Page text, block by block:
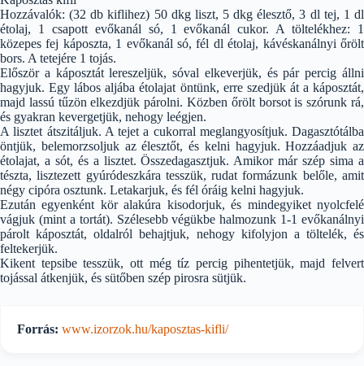
Hozzávalók: (32 db kiflihez) 50 dkg liszt, 5 dkg élesztő, 3 dl tej, 1 dl
étolaj, 1 csapott evőkanál só, 1 evőkanál cukor. A töltelékhez: 1
közepes fej káposzta, 1 evőkanál só, fél dl étolaj, kávéskanálnyi őrölt
bors. A tetejére 1 tojás.
Először a káposztát lereszeljük, sóval elkeverjük, és pár percig állni
hagyjuk. Egy lábos aljába étolajat öntünk, erre szedjük át a káposztát,
majd lassú tűzön elkezdjük párolni. Közben őrölt borsot is szórunk rá,
és gyakran kevergetjük, nehogy leégjen.
A lisztet átszitáljuk. A tejet a cukorral meglangyosítjuk. Dagasztótálba
öntjük, belemorzsoljuk az élesztőt, és kelni hagyjuk. Hozzáadjuk az
étolajat, a sót, és a lisztet. Összedagasztjuk. Amikor már szép sima a
tészta, lisztezett gyúródeszkára tesszük, rudat formázunk belőle, amit
négy cipóra osztunk. Letakarjuk, és fél óráig kelni hagyjuk.
Ezután egyenként kör alakúra kisodorjuk, és mindegyiket nyolcfelé
vágjuk (mint a tortát). Szélesebb végükbe halmozunk 1-1 evőkanálnyi
párolt káposztát, oldalról behajtjuk, nehogy kifolyjon a töltelék, és
feltekerjük.
Kikent tepsibe tesszük, ott még tíz percig pihentetjük, majd felvert
tojással átkenjük, és sütőben szép pirosra sütjük.
Forrás: www.izorzok.hu/kaposztas-kifli/